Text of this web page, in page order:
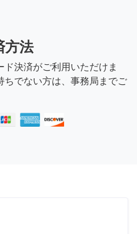
方法
決済がご利用いただけま
ちでない方は、事務局までご